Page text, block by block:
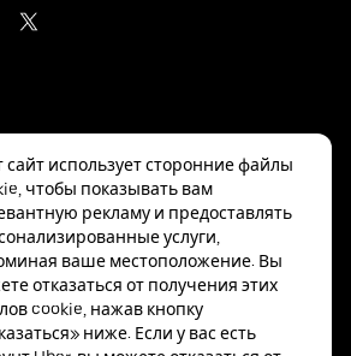
Inc.
сайт использует сторонние файлы
чтобы показывать вам
рекламу и предоставлять
услуги,
ваше местоположение. Вы
отказаться от получения этих
cookie, нажав кнопку
ниже. Если у вас есть